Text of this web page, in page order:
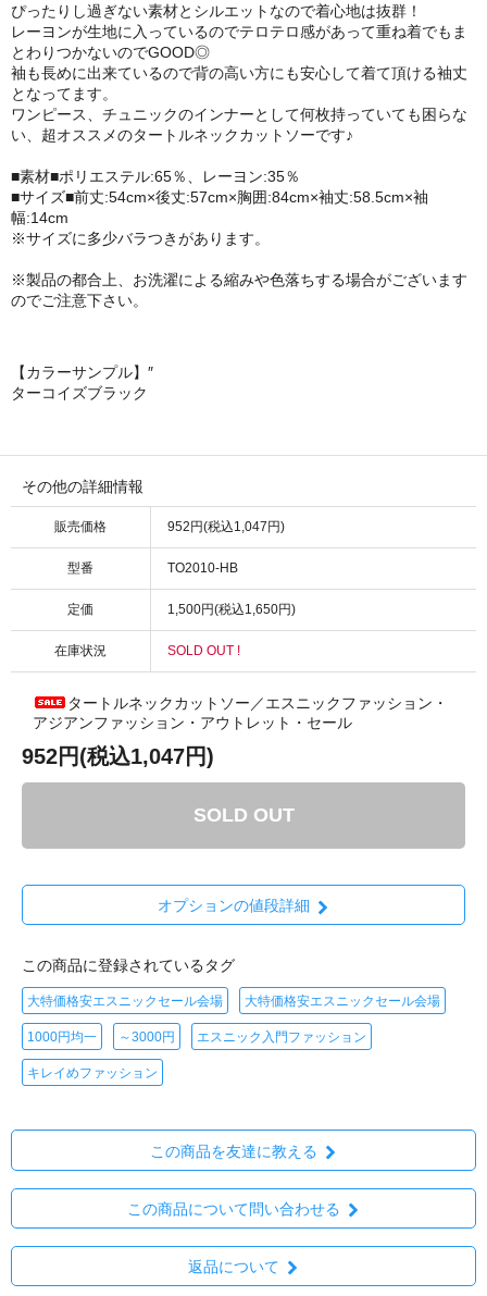
ぴったりし過ぎない素材とシルエットなので着心地は抜群！
レーヨンが生地に入っているのでテロテロ感があって重ね着でもま
とわりつかないのでGOOD◎
袖も長めに出来ているので背の高い方にも安心して着て頂ける袖丈
となってます。
ワンピース、チュニックのインナーとして何枚持っていても困らな
い、超オススメのタートルネックカットソーです♪
■素材■ポリエステル:65％、レーヨン:35％
■サイズ■前丈:54cm×後丈:57cm×胸囲:84cm×袖丈:58.5cm×袖
幅:14cm
※サイズに多少バラつきがあります。
※製品の都合上、お洗濯による縮みや色落ちする場合がございます
のでご注意下さい。
【カラーサンプル】″
ターコイズブラック
その他の詳細情報
販売価格 952円(税込1,047円)
型番 TO2010-HB
定価 1,500円(税込1,650円)
在庫状況 SOLD OUT !
タートルネックカットソー／エスニックファッション・
アジアンファッション・アウトレット・セール
952円(税込1,047円)
SOLD OUT
オプションの値段詳細
この商品に登録されているタグ
大特価格安エスニックセール会場 大特価格安エスニックセール会場
1000円均一 ～3000円 エスニック入門ファッション
キレイめファッション
この商品を友達に教える
この商品について問い合わせる
返品について